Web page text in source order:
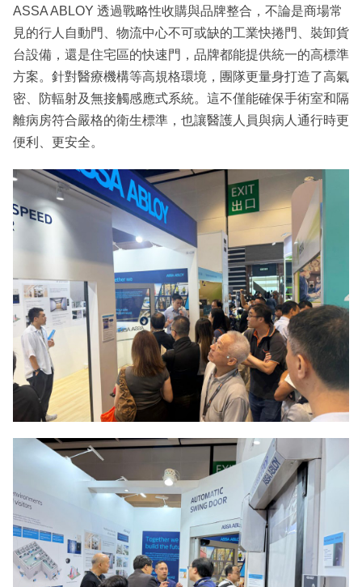
ASSA ABLOY 透過戰略性收購與品牌整合，不論是商場常
見的行人自動門、物流中心不可或缺的工業快捲門、裝卸貨
台設備，還是住宅區的快速門，品牌都能提供統一的高標準
方案。針對醫療機構等高規格環境，團隊更量身打造了高氣
密、防輻射及無接觸感應式系統。這不僅能確保手術室和隔
離病房符合嚴格的衛生標準，也讓醫護人員與病人通行時更
便利、更安全。